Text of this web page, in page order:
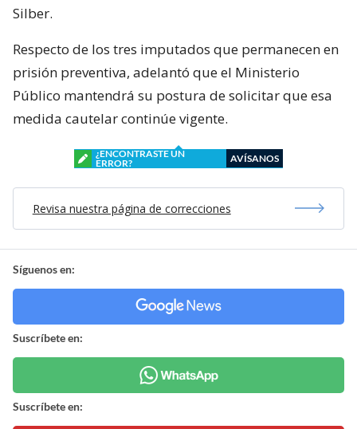
Silber.
Respecto de los tres imputados que permanecen en
prisión preventiva, adelantó que el Ministerio
Público mantendrá su postura de solicitar que esa
medida cautelar continúe vigente.
¿ENCONTRASTE UN
ERROR?
AVÍSANOS
Revisa nuestra página de correcciones
Síguenos en:
Suscríbete en:
Suscríbete en: